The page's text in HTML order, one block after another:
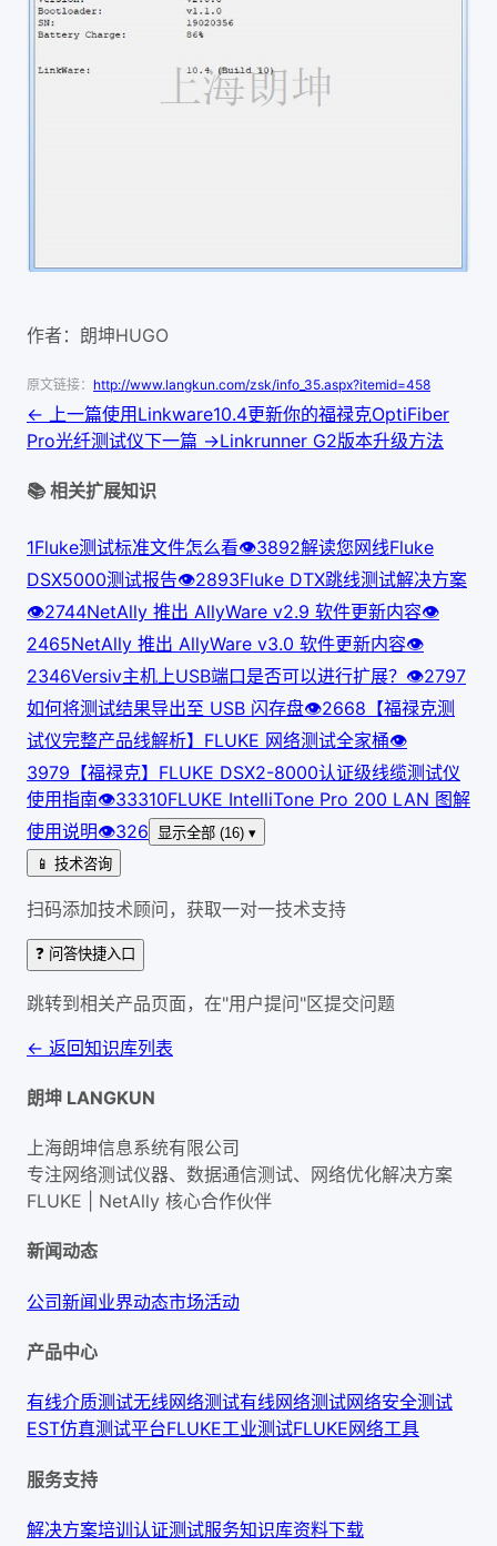
作者：朗坤HUGO
原文链接： http://www.langkun.com/zsk/info_35.aspx?itemid=458
← 上一篇使用Linkware10.4更新你的福禄克OptiFiber
Pro光纤测试仪下一篇 →Linkrunner G2版本升级方法
📚 相关扩展知识
1Fluke测试标准文件怎么看👁3892解读您网线Fluke
DSX5000测试报告👁2893Fluke DTX跳线测试解决方案
👁2744NetAlly 推出 AllyWare v2.9 软件更新内容👁
2465NetAlly 推出 AllyWare v3.0 软件更新内容👁
2346Versiv主机上USB端口是否可以进行扩展？ 👁2797
如何将测试结果导出至 USB 闪存盘👁2668 【福禄克测
试仪完整产品线解析】FLUKE 网络测试全家桶👁
3979 【福禄克】FLUKE DSX2-8000认证级线缆测试仪
使用指南👁33310FLUKE IntelliTone Pro 200 LAN 图解
使用说明👁326
显示全部 (16) ▾
📱 技术咨询
扫码添加技术顾问，获取一对一技术支持
❓ 问答快捷入口
跳转到相关产品页面，在"用户提问"区提交问题
← 返回知识库列表
朗坤 LANGKUN
上海朗坤信息系统有限公司
专注网络测试仪器、数据通信测试、网络优化解决方案
FLUKE | NetAlly 核心合作伙伴
新闻动态
公司新闻业界动态市场活动
产品中心
有线介质测试无线网络测试有线网络测试网络安全测试
EST仿真测试平台FLUKE工业测试FLUKE网络工具
服务支持
解决方案培训认证测试服务知识库资料下载